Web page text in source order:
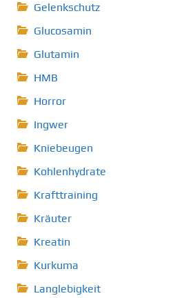
Gelenkschutz
Glucosamin
Glutamin
HMB
Horror
Ingwer
Kniebeugen
Kohlenhydrate
Krafttraining
Kräuter
Kreatin
Kurkuma
Langlebigkeit